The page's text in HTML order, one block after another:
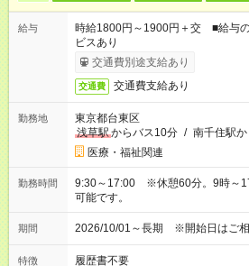
給与
時給1800円～1900円＋交 ■給与
ビスあり
交通費別途支給あり
交通費 交通費支給あり
勤務地
東京都台東区
浅草駅からバス10分 / 南千住駅
医療・福祉関連
勤務時間
9:30～17:00 ※休憩60分。9時～
可能です。
期間 2026/10/01～長期 ※開始日はご
特徴 履歴書不要